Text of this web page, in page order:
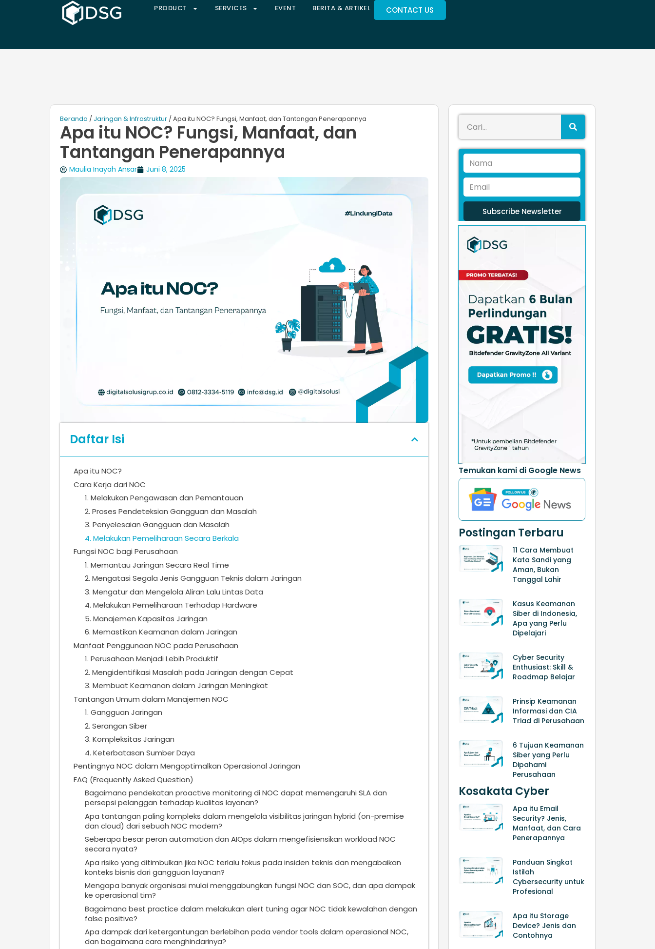
PRODUCT SERVICES EVENT BERITA & ARTIKEL CONTACT US
Beranda / Jaringan & Infrastruktur / Apa itu NOC? Fungsi, Manfaat, dan Tantangan Penerapannya
Apa itu NOC? Fungsi, Manfaat, dan
Tantangan Penerapannya
Maulia Inayah Ansar Juni 8, 2025
Daftar Isi
Apa itu NOC?
Cara Kerja dari NOC
1. Melakukan Pengawasan dan Pemantauan
2. Proses Pendeteksian Gangguan dan Masalah
3. Penyelesaian Gangguan dan Masalah
4. Melakukan Pemeliharaan Secara Berkala
Fungsi NOC bagi Perusahaan
1. Memantau Jaringan Secara Real Time
2. Mengatasi Segala Jenis Gangguan Teknis dalam Jaringan
3. Mengatur dan Mengelola Aliran Lalu Lintas Data
4. Melakukan Pemeliharaan Terhadap Hardware
5. Manajemen Kapasitas Jaringan
6. Memastikan Keamanan dalam Jaringan
Manfaat Penggunaan NOC pada Perusahaan
1. Perusahaan Menjadi Lebih Produktif
2. Mengidentifikasi Masalah pada Jaringan dengan Cepat
3. Membuat Keamanan dalam Jaringan Meningkat
Tantangan Umum dalam Manajemen NOC
1. Gangguan Jaringan
2. Serangan Siber
3. Kompleksitas Jaringan
4. Keterbatasan Sumber Daya
Pentingnya NOC dalam Mengoptimalkan Operasional Jaringan
FAQ (Frequently Asked Question)
Bagaimana pendekatan proactive monitoring di NOC dapat memengaruhi SLA dan
persepsi pelanggan terhadap kualitas layanan?
Apa tantangan paling kompleks dalam mengelola visibilitas jaringan hybrid (on-premise
dan cloud) dari sebuah NOC modern?
Seberapa besar peran automation dan AIOps dalam mengefisiensikan workload NOC
secara nyata?
Apa risiko yang ditimbulkan jika NOC terlalu fokus pada insiden teknis dan mengabaikan
konteks bisnis dari gangguan layanan?
Mengapa banyak organisasi mulai menggabungkan fungsi NOC dan SOC, dan apa dampak
ke operasional tim?
Bagaimana best practice dalam melakukan alert tuning agar NOC tidak kewalahan dengan
false positive?
Apa dampak dari ketergantungan berlebihan pada vendor tools dalam operasional NOC,
dan bagaimana cara menghindarinya?
Subscribe Newsletter
Temukan kami di Google News
Postingan Terbaru
11 Cara Membuat
Kata Sandi yang
Aman, Bukan
Tanggal Lahir
Kasus Keamanan
Siber di Indonesia,
Apa yang Perlu
Dipelajari
Cyber Security
Enthusiast: Skill &
Roadmap Belajar
Prinsip Keamanan
Informasi dan CIA
Triad di Perusahaan
6 Tujuan Keamanan
Siber yang Perlu
Dipahami
Perusahaan
Kosakata Cyber
Apa itu Email
Security? Jenis,
Manfaat, dan Cara
Penerapannya
Panduan Singkat
Istilah
Cybersecurity untuk
Profesional
Apa itu Storage
Device? Jenis dan
Contohnya